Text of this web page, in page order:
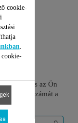
az Ön
számát a
cookie-